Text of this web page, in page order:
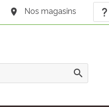
Nos magasins